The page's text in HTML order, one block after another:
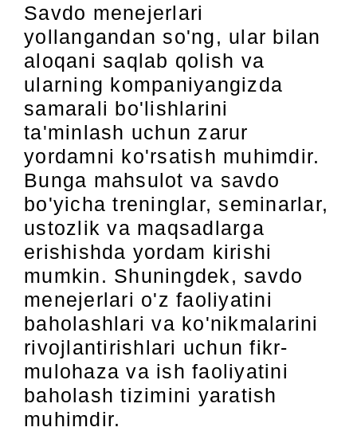
Savdo menejerlari
yollangandan so'ng, ular bilan
aloqani saqlab qolish va
ularning kompaniyangizda
samarali bo'lishlarini
ta'minlash uchun zarur
yordamni ko'rsatish muhimdir.
Bunga mahsulot va savdo
bo'yicha treninglar, seminarlar,
ustozlik va maqsadlarga
erishishda yordam kirishi
mumkin. Shuningdek, savdo
menejerlari o'z faoliyatini
baholashlari va ko'nikmalarini
rivojlantirishlari uchun fikr-
mulohaza va ish faoliyatini
baholash tizimini yaratish
muhimdir.